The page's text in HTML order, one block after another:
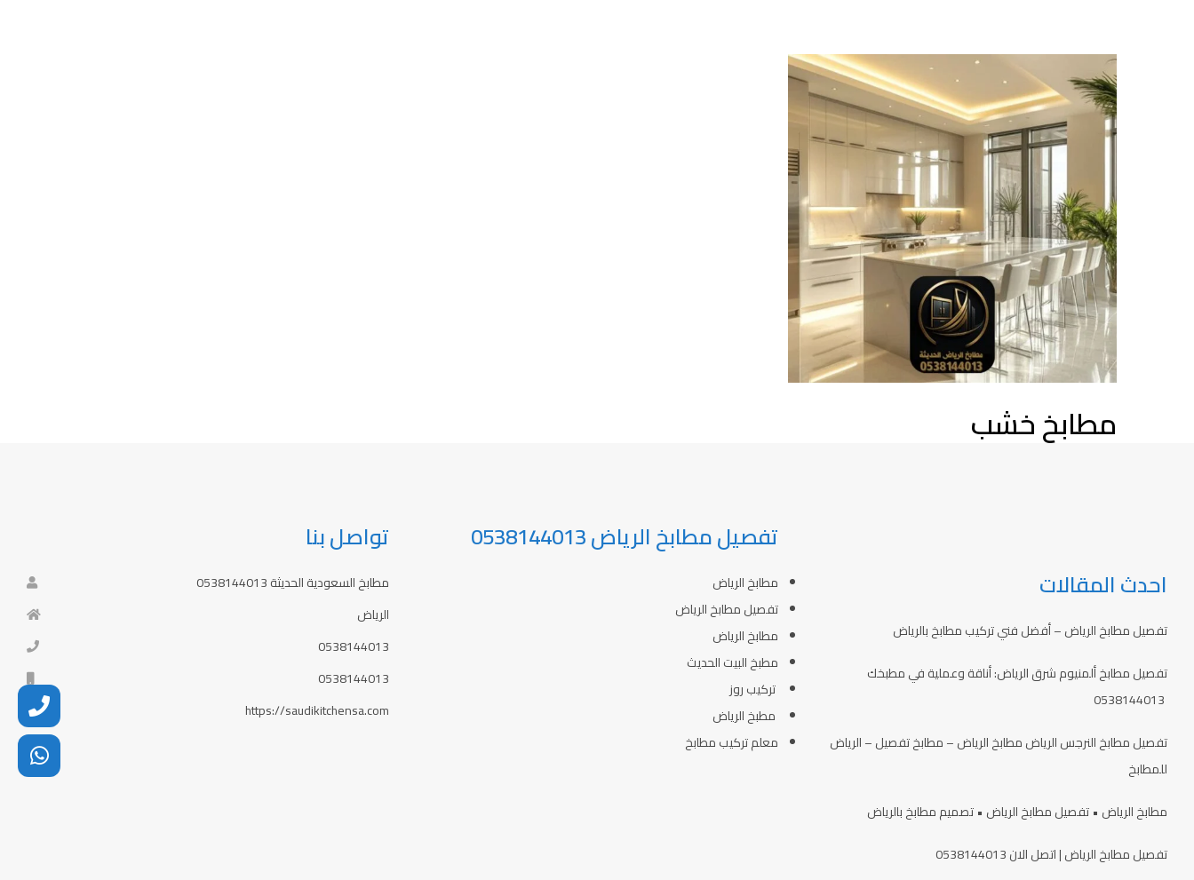
م
ط
ا
ب
ش
ب
مطابخ خشب
احدث المقالات
تفصيل مطابخ الرياض – أفضل فني تركيب مطابخ بالرياض
تفصيل مطابخ ألمنيوم شرق الرياض: أناقة وعملية في مطبخك
تفصيل مطابخ النرجس الرياض مطابخ الرياض – مطابخ تفصيل – الرياض
للمطابخ
مطابخ الرياض • تفصيل مطابخ الرياض • تصميم مطابخ بالرياض
تفصيل مطابخ الرياض | اتصل الان 0538144013
تفصيل مطابخ الرياض 0538144013
مطابخ الرياض
تفصيل مطابخ الرياض
مطابخ الرياض
مطبخ البيت الحديث
تركيب روز
مطبخ الرياض
معلم تركيب مطابخ
تواصل بنا
مطابخ السعودية الحديثة 0538144013
الرياض
0538144013
0538144013
https://saudikitchensa.com